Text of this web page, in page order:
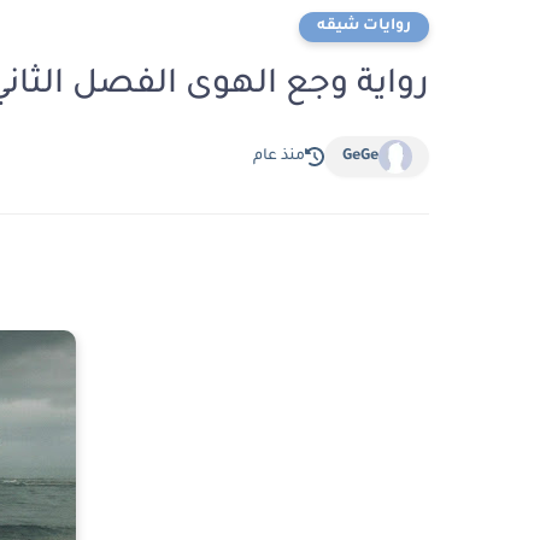
روايات شيقه
رواية وجع الهوى الفصل الثاني 2 بقلم هنا
GeGe منذ عام